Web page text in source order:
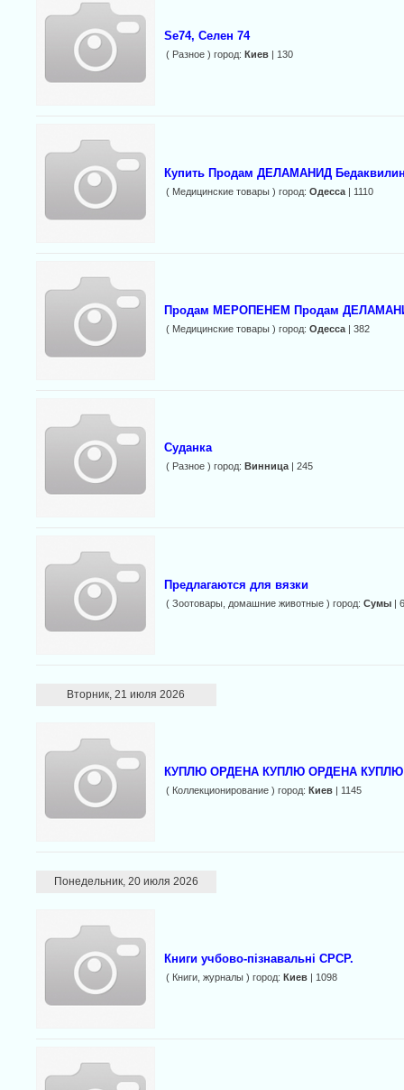
Se74, Селен 74
( Разное ) город: Киев | 130
Купить Продам ДЕЛАМАНИД
( Медицинские товары ) город: Одесса | 1110
Продам МЕРОПЕНЕМ Продам
( Медицинские товары ) город: Одесса | 382
Суданка
( Разное ) город: Винница | 245
Предлагаются для вязки
( Зоотовары, домашние животные ) город: Сумы |
Вторник, 21 июля 2026
КУПЛЮ ОРДЕНА КУПЛЮ ОРДЕНА
( Коллекционирование ) город: Киев | 1145
Понедельник, 20 июля 2026
Книги учбово-пізнавальні СРСР.
( Книги, журналы ) город: Киев | 1098